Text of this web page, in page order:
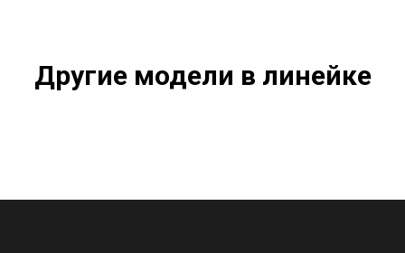
Другие модели в линейке